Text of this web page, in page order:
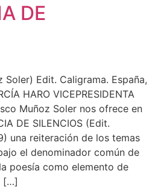
DE
Edit. Caligrama. España,
HARO VICEPRESIDENTA
Muñoz Soler nos ofrece en
DE SILENCIOS (Edit.
una reiteración de los temas
el denominador común de
poesía como elemento de
[…]